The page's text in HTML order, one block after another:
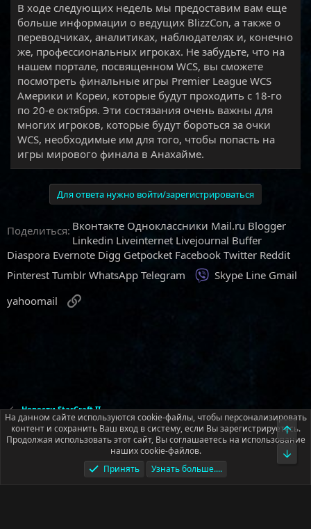
В ходе следующих недель мы предоставим вам еще
больше информации о ведущих BlizzCon, а также о
переводчиках, аналитиках, наблюдателях и, конечно
же, профессиональных игроках. Не забудьте, что на
нашем портале, посвященном WCS, вы сможете
посмотреть финальные игры Premier League WCS
Америки и Кореи, которые будут проходить с 18-го
по 20-е октября. Эти состязания очень важны для
многих игроков, которые будут бороться за очки
WCS, необходимые им для того, чтобы попасть на
игры мирового финала в Анахайме.
Для ответа нужно войти/зарегистрироваться
Поделиться: Вконтакте Одноклассники Mail.ru Blogger
Linkedin Liveinternet Livejournal Buffer
Diaspora Evernote Digg Getpocket Facebook Twitter Reddit
Pinterest Tumblr WhatsApp Telegram Viber
Skype Line Gmail
yahoomail
Новости StarCraft II
Русский (RU)
Условия и правила
Политика конфиденциальности
Помощь Главная
На данном сайте используются cookie-файлы, чтобы персонализировать
контент и сохранить Ваш вход в систему, если Вы зарегистрируетесь.
Продолжая использовать этот сайт, Вы соглашаетесь на использование
наших cookie-файлов.
Принять
Узнать больше....
Верх
Низ